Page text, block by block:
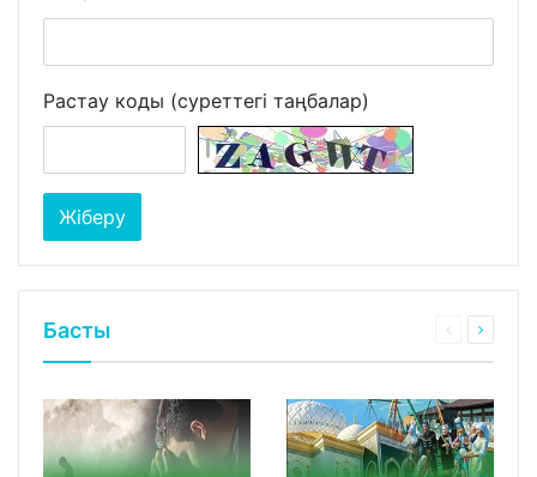
Растау коды (суреттегі таңбалар)
Басты